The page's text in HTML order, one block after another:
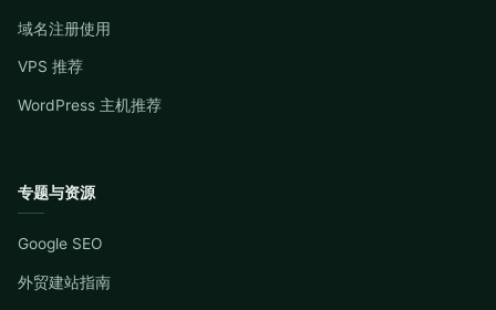
域名注册使用
VPS 推荐
WordPress 主机推荐
专题与资源
Google SEO
外贸建站指南